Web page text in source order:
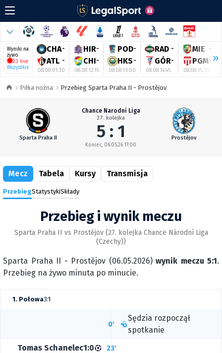
Wyniki na
żywo
23 live
Wszystkie
CHA-
ATL -
08.08 01:30
HIR-
CHI-
08.08 12:15
POD-
HKS-
08.08 13:00
RAD -
GÓR-
08.08 14:45
MIE -
PGM-
08.08 15:30
Piłka nożna Przebieg Sparta Praha II - Prostějov
Sparta Praha II
Chance Narodni Liga
27. kolejka
5 : 1
Koniec, 06.05.26 17:00
Prostějov
Mecz Tabela Kursy Transmisja
PrzebiegStatystykiSkłady
Przebieg i wynik meczu
Sparta Praha II vs Prostějov (27. kolejka Chance Národní Liga
(Czechy))
Sparta Praha II - Prostějov (06.05.2026) wynik meczu 5:1.
Przebieg na żywo minuta po minucie.
1. Połowa3:1
0'
Sędzia rozpoczął
spotkanie
1:0
Tomas Schanelec 23'